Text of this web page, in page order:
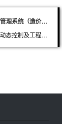
【广东】广佛肇项目举办创华工程综合管理系统（造价部分）培训
为加强广佛肇项目工程计量支付、造价动态控制及工程信息化管理，尽快熟悉应用综合管理系统